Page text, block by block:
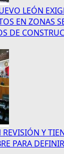
LEÓN
EN ZONAS
DE
Y
PARA